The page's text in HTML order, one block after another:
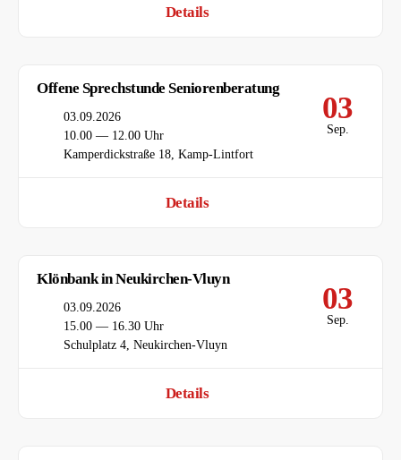
Details
03
Sep.
Offene Sprechstunde Seniorenberatung
Datum
03.09.2026
Uhrzeit
10.00 — 12.00 Uhr
Ort
Kamperdickstraße 18, Kamp-Lintfort
Details
03
Sep.
Klönbank in Neukirchen-Vluyn
Datum
03.09.2026
Uhrzeit
15.00 — 16.30 Uhr
Ort
Schulplatz 4, Neukirchen-Vluyn
Details